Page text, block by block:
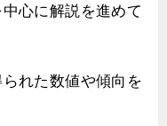
心に解説を進めて
れた数値や傾向を